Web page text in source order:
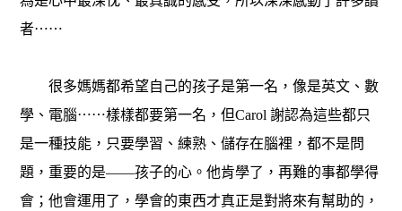
者⋯⋯
很多媽媽都希望自己的孩子是第一名，像是英文、數
學、電腦⋯⋯樣樣都要第一名，但Carol 謝認為這些都只
是一種技能，只要學習、練熟、儲存在腦裡，都不是問
題，重要的是——孩子的心。他肯學了，再難的事都學得
會；他會運用了，學會的東西才真正是對將來有幫助的，